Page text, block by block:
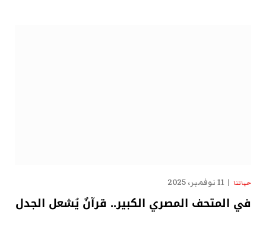
حياتنا 11 نوفمبر، 2025
في المتحف المصري الكبير.. قرآنٌ يُشعل الجدل